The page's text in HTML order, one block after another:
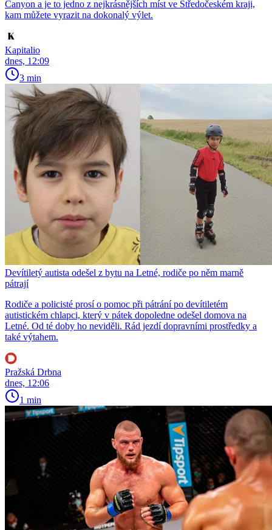
Canyon a je to jedno z nejkrásnějších míst ve Středočeském kraji,
kam můžete vyrazit na dokonalý výlet.
Kapitalio
dnes, 12:09
3 min
Devítiletý autista odešel z bytu na Letné, rodiče po něm marně
pátrají
Rodiče a policisté prosí o pomoc při pátrání po devítiletém
autistickém chlapci, který v pátek dopoledne odešel domova na
Letné. Od té doby ho neviděli. Rád jezdí dopravními prostředky a
také výtahem.
Pražská Drbna
dnes, 12:06
1 min